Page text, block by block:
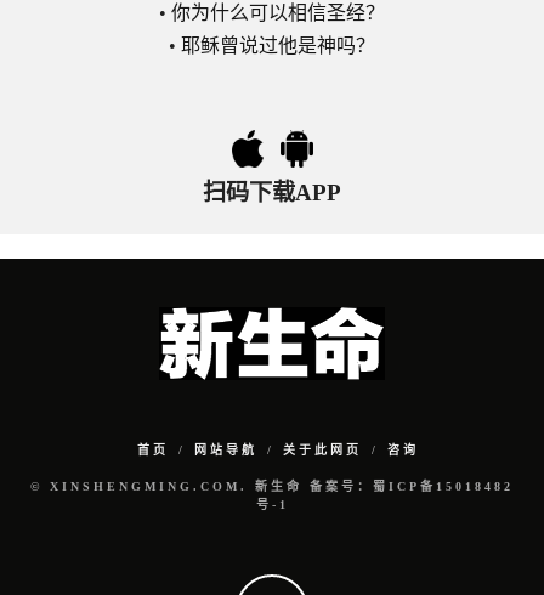
• 你为什么可以相信圣经？
• 耶稣曾说过他是神吗？
扫码下载APP
首页 网站导航 关于此网页 咨询
© XINSHENGMING.COM. 新生命 备案号：蜀ICP备15018482
号-1